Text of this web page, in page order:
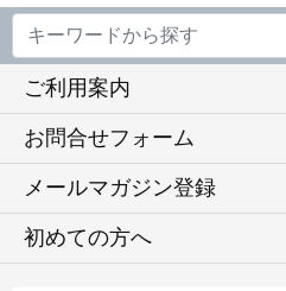
ご利用案内
お問合せフォーム
メールマガジン登録
初めての方へ